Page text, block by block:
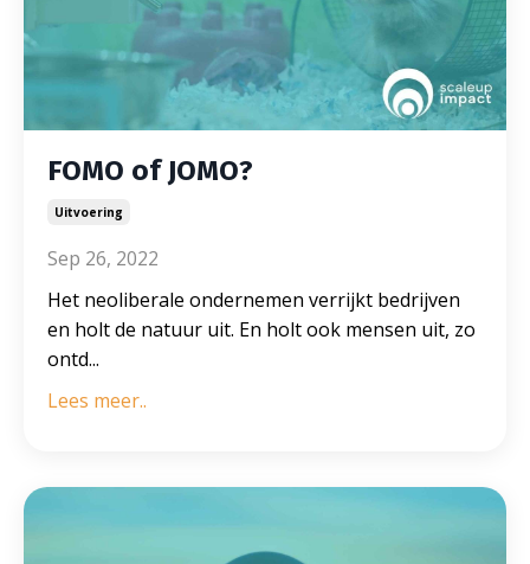
FOMO of JOMO?
Uitvoering
Sep 26, 2022
Het neoliberale ondernemen verrijkt bedrijven
en holt de natuur uit. En holt ook mensen uit, zo
ontd...
Lees meer..